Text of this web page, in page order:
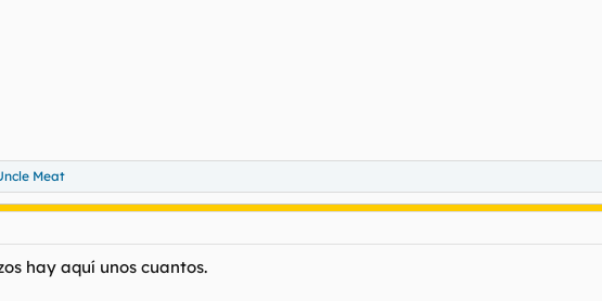
Meat
hay aquí unos cuantos.